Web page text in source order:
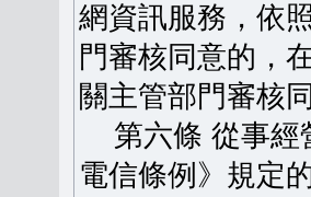
網資訊服務，依
門審核同意的，
關主管部門審核同
第六條 從事經
電信條例》規定